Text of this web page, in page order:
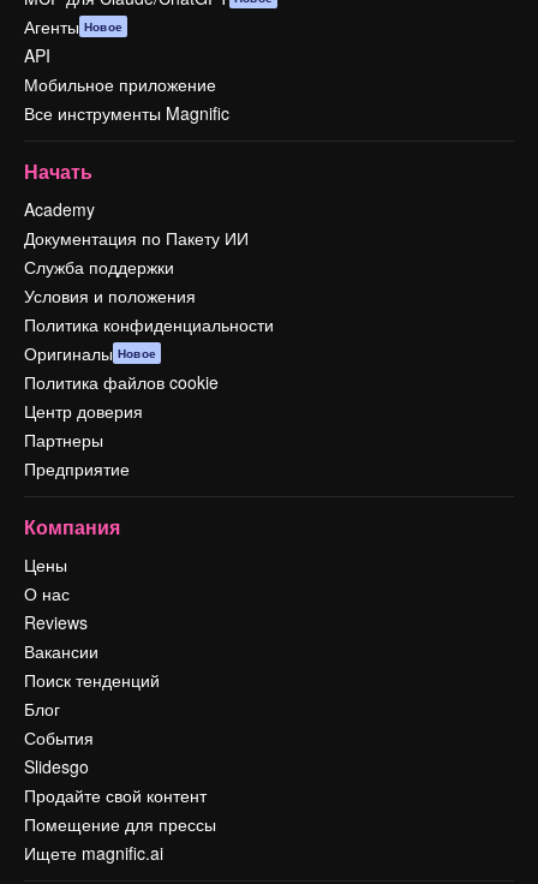
Агенты Новое
API
Мобильное приложение
Все инструменты Magnific
Начать
Academy
Документация по Пакету ИИ
Служба поддержки
Условия и положения
Политика конфиденциальности
Оригиналы Новое
Политика файлов cookie
Центр доверия
Партнеры
Предприятие
Компания
Цены
О нас
Reviews
Вакансии
Поиск тенденций
Блог
События
Slidesgo
Продайте свой контент
Помещение для прессы
Ищете magnific.ai